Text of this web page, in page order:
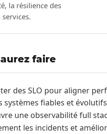
la résilience des
faire
des SLO pour aligner
systèmes fiables et
une observabilité full
les incidents et